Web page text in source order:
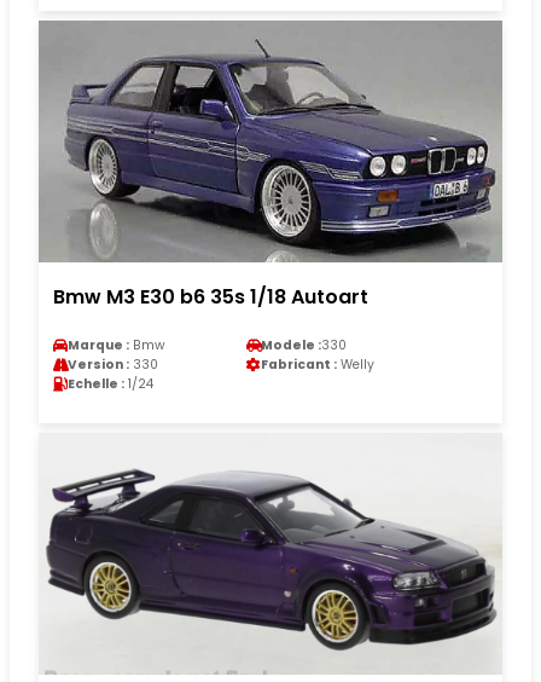
Bmw M3 E30 b6 35s 1/18 Autoart
Marque : Bmw Modele :330
Version : 330 Fabricant : Welly
Echelle : 1/24